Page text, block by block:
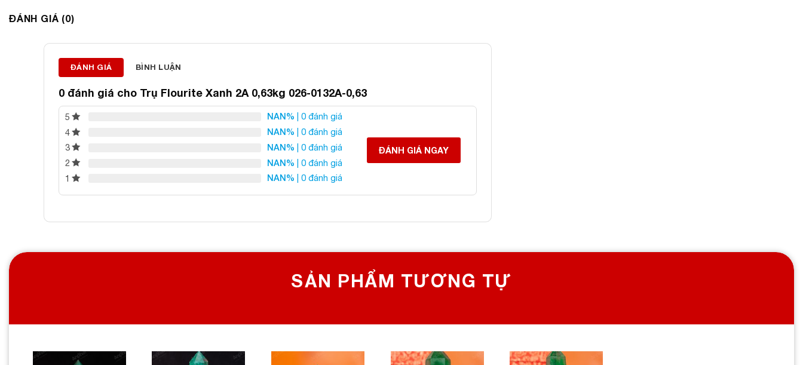
Ảnh cận cảnh Trụ Flourite Xanh 2A
Thông tin liên hệ:
ĐÁ PHONG THỦY AN PHÁT – LỰA CHỌN SỐ 1 VỀ ĐÁ PHONG THỦY
Điện thoại: 0982 627 166
ĐÁNH GIÁ (0)
ĐÁNH GIÁ BÌNH LUẬN
0 đánh giá cho Trụ Flourite Xanh 2A 0,63kg 026-0132A-0,63
5 NAN% | 0 đánh giá
4
NAN% | 0 đánh giá
3
NAN% | 0 đánh giá
2
NAN% | 0 đánh giá
1
NAN% | 0 đánh giá
ĐÁNH GIÁ NGAY
SẢN PHẨM TƯƠNG TỰ